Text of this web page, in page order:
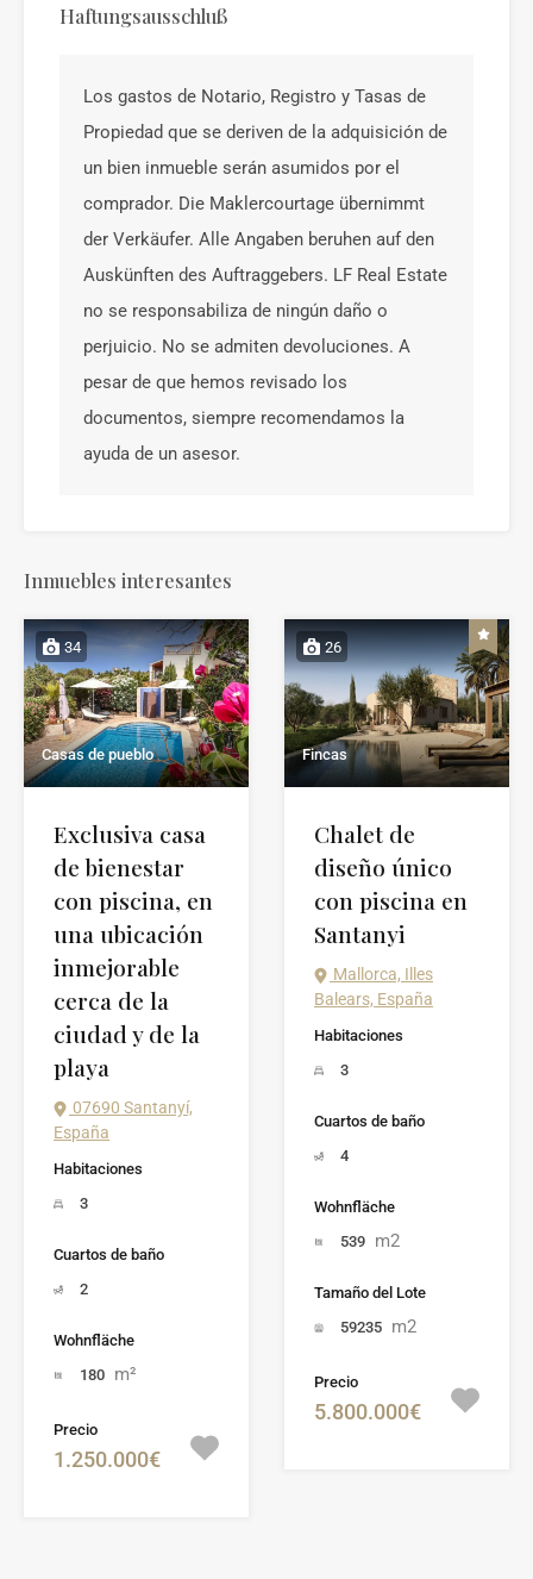
Haftungsausschluß
Los gastos de Notario, Registro y Tasas de
Propiedad que se deriven de la adquisición de
un bien inmueble serán asumidos por el
comprador. Die Maklercourtage übernimmt
der Verkäufer. Alle Angaben beruhen auf den
Auskünften des Auftraggebers. LF Real Estate
no se responsabiliza de ningún daño o
perjuicio. No se admiten devoluciones. A
pesar de que hemos revisado los
documentos, siempre recomendamos la
ayuda de un asesor.
Inmuebles interesantes
34
Casas de pueblo
Exclusiva casa
de bienestar
con piscina, en
una ubicación
inmejorable
cerca de la
ciudad y de la
playa
07690 Santanyí,
España
Habitaciones
3
Cuartos de baño
2
Wohnfläche
180 m²
Precio
1.250.000€
26
Fincas
Chalet de
diseño único
con piscina en
Santanyi
Mallorca, Illes
Balears, España
Habitaciones
3
Cuartos de baño
4
Wohnfläche
539 m2
Tamaño del Lote
59235 m2
Precio
5.800.000€